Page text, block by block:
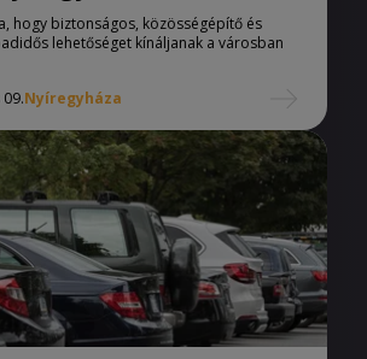
hogy biztonságos, közösségépítő és
lehetőséget kínáljanak a városban
Nyíregyháza